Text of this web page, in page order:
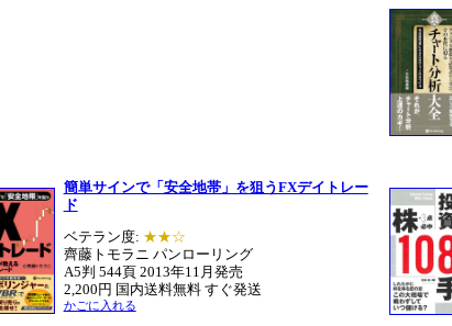
簡単サインで「安全地帯」を狙うFXデイトレー
ド
ベテラン度: ★★☆
齊藤トモラニ パンローリング
A5判 544頁2013年11月発売
2,200円 国内送料無料 すぐ発送
かごに入れる